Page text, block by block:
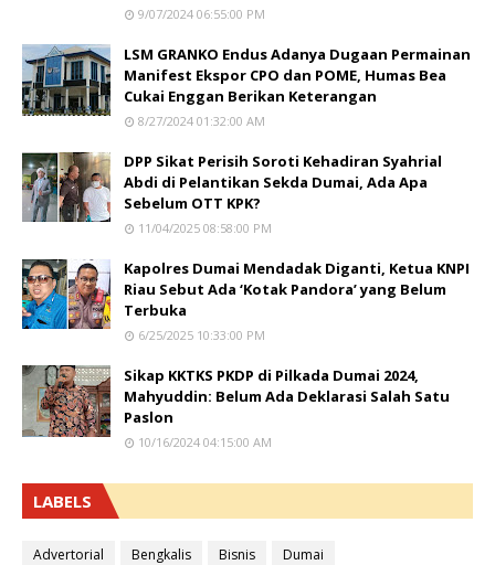
9/07/2024 06:55:00 PM
LSM GRANKO Endus Adanya Dugaan Permainan
Manifest Ekspor CPO dan POME, Humas Bea
Cukai Enggan Berikan Keterangan
8/27/2024 01:32:00 AM
DPP Sikat Perisih Soroti Kehadiran Syahrial
Abdi di Pelantikan Sekda Dumai, Ada Apa
Sebelum OTT KPK?
11/04/2025 08:58:00 PM
Kapolres Dumai Mendadak Diganti, Ketua KNPI
Riau Sebut Ada ‘Kotak Pandora’ yang Belum
Terbuka
6/25/2025 10:33:00 PM
Sikap KKTKS PKDP di Pilkada Dumai 2024,
Mahyuddin: Belum Ada Deklarasi Salah Satu
Paslon
10/16/2024 04:15:00 AM
LABELS
Advertorial Bengkalis Bisnis
Dumai